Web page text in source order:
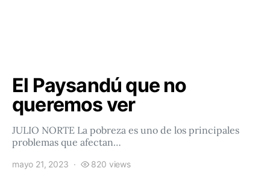
El Paysandú que no
queremos ver
JULIO NORTE La pobreza es uno de los principales
problemas que afectan…
mayo 21, 2023 820 views